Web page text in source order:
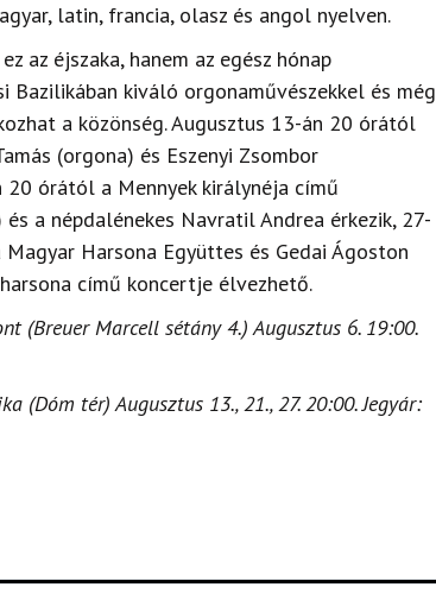
latin, francia, olasz és angol nyelven.
az éjszaka, hanem az egész hónap
Bazilikában kiváló orgonaművészekkel és még
a közönség. Augusztus 13-án 20 órától
(orgona) és Eszenyi Zsombor
órától a Mennyek királynéja című
a népdalénekes Navratil Andrea érkezik, 27-
Harsona Együttes és Gedai Ágoston
című koncertje élvezhető.
(Breuer Marcell sétány 4.) Augusztus 6. 19:00.
(Dóm tér) Augusztus 13., 21., 27. 20:00. Jegyár: